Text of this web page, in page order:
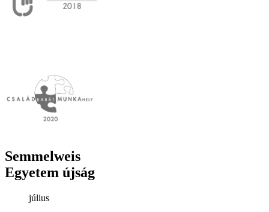
Semmelweis
Egyetem újság
július